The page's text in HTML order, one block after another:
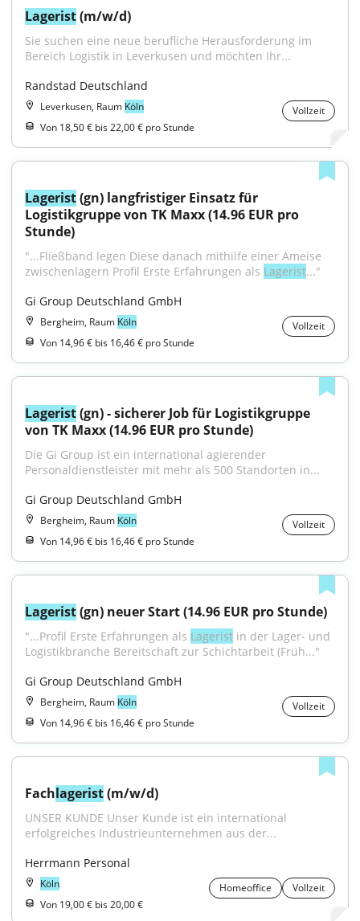
Lagerist (m/w/d)
Sie suchen eine neue berufliche Herausforderung im
Bereich Logistik in Leverkusen und möchten Ihr...
Randstad Deutschland
Leverkusen, Raum Köln
Vollzeit
Von 18,50 € bis 22,00 € pro Stunde
Lagerist (gn) langfristiger Einsatz für
Logistikgruppe von TK Maxx (14.96 EUR pro
Stunde)
"...Fließband legen Diese danach mithilfe einer Ameise
zwischenlagern Profil Erste Erfahrungen als Lagerist..."
Gi Group Deutschland GmbH
Bergheim, Raum Köln
Vollzeit
Von 14,96 € bis 16,46 € pro Stunde
Lagerist (gn) - sicherer Job für Logistikgruppe
von TK Maxx (14.96 EUR pro Stunde)
Die Gi Group ist ein international agierender
Personaldienstleister mit mehr als 500 Standorten in...
Gi Group Deutschland GmbH
Bergheim, Raum Köln
Vollzeit
Von 14,96 € bis 16,46 € pro Stunde
Lagerist (gn) neuer Start (14.96 EUR pro Stunde)
"...Profil Erste Erfahrungen als Lagerist in der Lager- und
Logistikbranche Bereitschaft zur Schichtarbeit (Früh..."
Gi Group Deutschland GmbH
Bergheim, Raum Köln
Vollzeit
Von 14,96 € bis 16,46 € pro Stunde
Fachlagerist (m/w/d)
UNSER KUNDE Unser Kunde ist ein international
erfolgreiches Industrieunternehmen aus der...
Herrmann Personal
Köln Homeoffice
Vollzeit
Von 19,00 € bis 20,00 €